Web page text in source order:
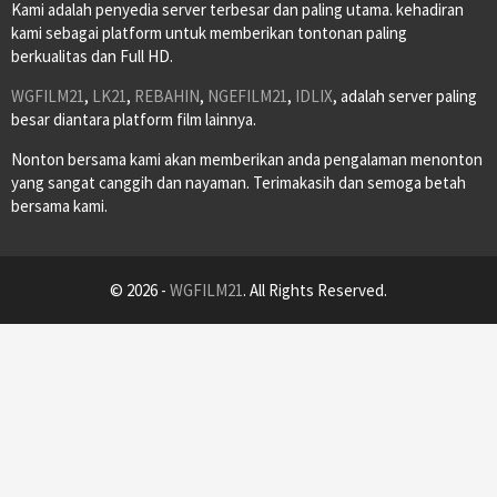
Kami adalah penyedia server terbesar dan paling utama. kehadiran
kami sebagai platform untuk memberikan tontonan paling
berkualitas dan Full HD.
WGFILM21, LK21, REBAHIN, NGEFILM21, IDLIX, adalah server paling
besar diantara platform film lainnya.
Nonton bersama kami akan memberikan anda pengalaman menonton
yang sangat canggih dan nayaman. Terimakasih dan semoga betah
bersama kami.
© 2026 - WGFILM21. All Rights Reserved.